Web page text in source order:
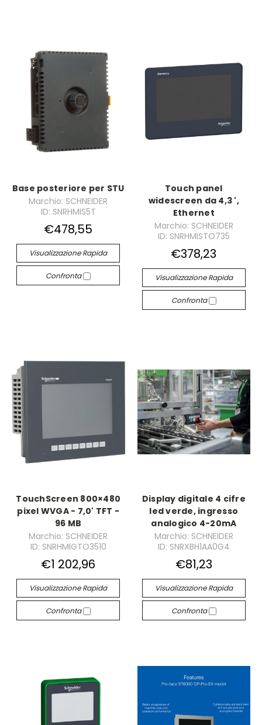
Base posteriore per STU
Marchio: SCHNEIDER
ID: SNRHMIS5T
€478,55
Visualizzazione Rapida
Confronta
Touch panel
widescreen da 4,3 ',
Ethernet
Marchio: SCHNEIDER
ID: SNRHMISTO735
€378,23
Visualizzazione Rapida
Confronta
TouchScreen 800×480
pixel WVGA - 7,0' TFT -
96 MB
Marchio: SCHNEIDER
ID: SNRHMIGTO3510
€1 202,96
Visualizzazione Rapida
Confronta
Display digitale 4 cifre
led verde, ingresso
analogico 4-20mA
Marchio: SCHNEIDER
ID: SNRXBH1AA0G4
€81,23
Visualizzazione Rapida
Confronta